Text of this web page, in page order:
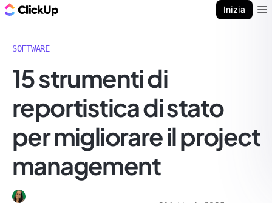
Inizia
SOFTWARE
15 strumenti di
reportistica di stato
per migliorare il project
management